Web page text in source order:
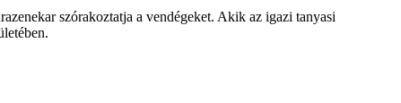
szórakoztatja a vendégeket. Akik az igazi tanyasi